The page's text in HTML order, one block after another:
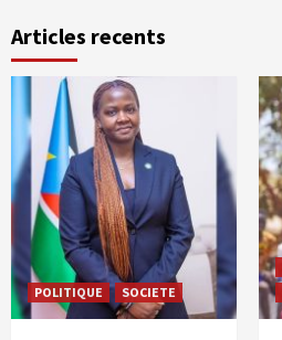
Articles recents
POLITIQUE SOCIETE